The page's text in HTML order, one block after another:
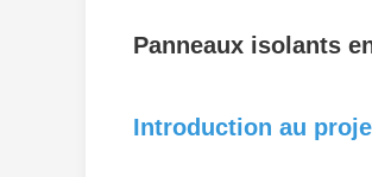
Panneaux isolants
Introduction au